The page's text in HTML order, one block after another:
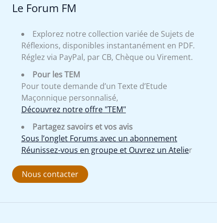
Le Forum FM
Explorez notre collection variée de Sujets de
Réflexions, disponibles instantanément en PDF.
Réglez via PayPal, par CB, Chèque ou Virement.
Pour les TEM
Pour toute demande d’un Texte d’Etude
Maçonnique personnalisé,
Découvrez notre offre "TEM"
Partagez savoirs et vos avis
Sous l’onglet Forums avec un abonnement
Réunissez-vous en groupe et Ouvrez un Atelier
Nous contacter